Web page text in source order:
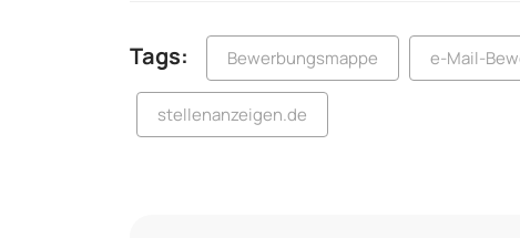
Tags: Bewerbungsmappe e-Mail-
stellenanzeigen.de